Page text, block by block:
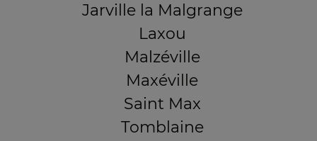
Jarville la Malgrange
Laxou
Malzéville
Maxéville
Saint Max
Tomblaine